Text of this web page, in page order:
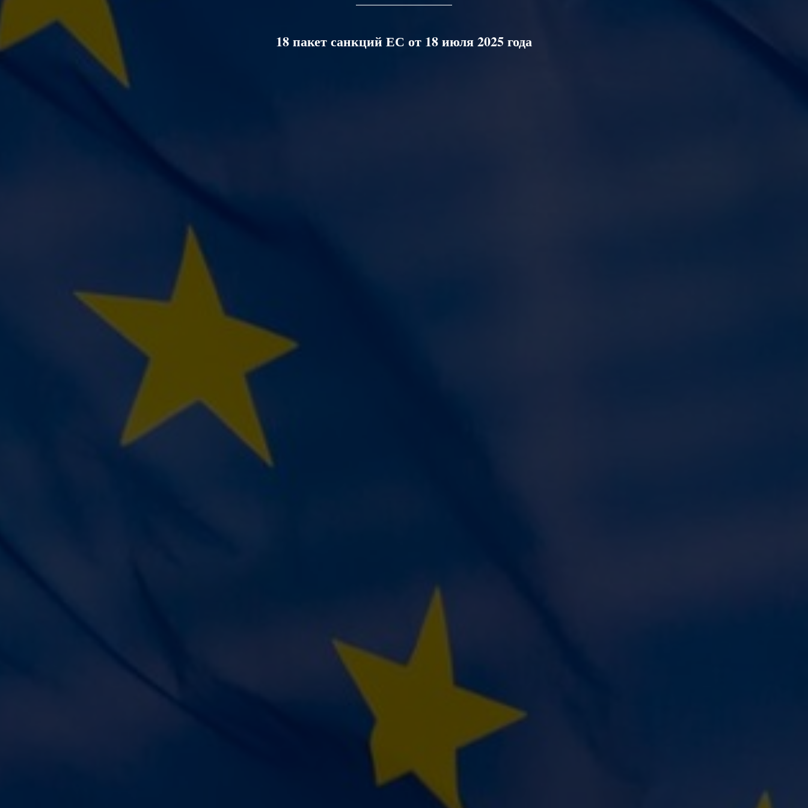
18 пакет санкций ЕС от 18 июля 2025 года